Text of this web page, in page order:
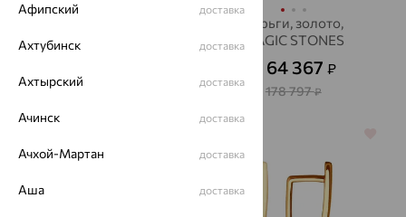
SOKOLOV
Серьги, золото,
MAGIC STONES
64 367 ₽
178 797₽
Афипский доставка
Ахтубинск доставка
Ахтырский доставка
Ачинск доставка
Ачхой-Мартан доставка
Аша доставка